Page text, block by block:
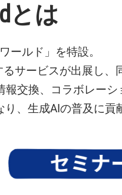
とは
ールド」を特設。
サービスが出展し、
交換、コラボレーシ
、生成AIの普及に貢